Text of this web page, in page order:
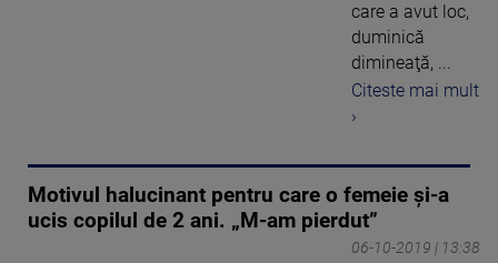
care a avut loc,
duminică
dimineaţă, ...
Citeste mai mult
›
Motivul halucinant pentru care o femeie și-a
ucis copilul de 2 ani. „M-am pierdut”
06-10-2019 | 13:38